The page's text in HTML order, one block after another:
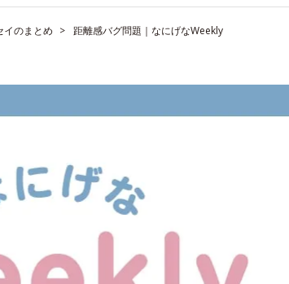
イのまとめ 距離感バグ問題｜なにげなWeekly